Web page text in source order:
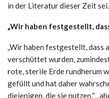
in der Literatur dieser Zeit
„Wir haben festgestellt,
„Wir haben festgestellt, dass
verschüttet wurden,
rote, sterile Erde rundherum
gefüllt und hat daher
diejenigen, die sie nutzen.“ ,